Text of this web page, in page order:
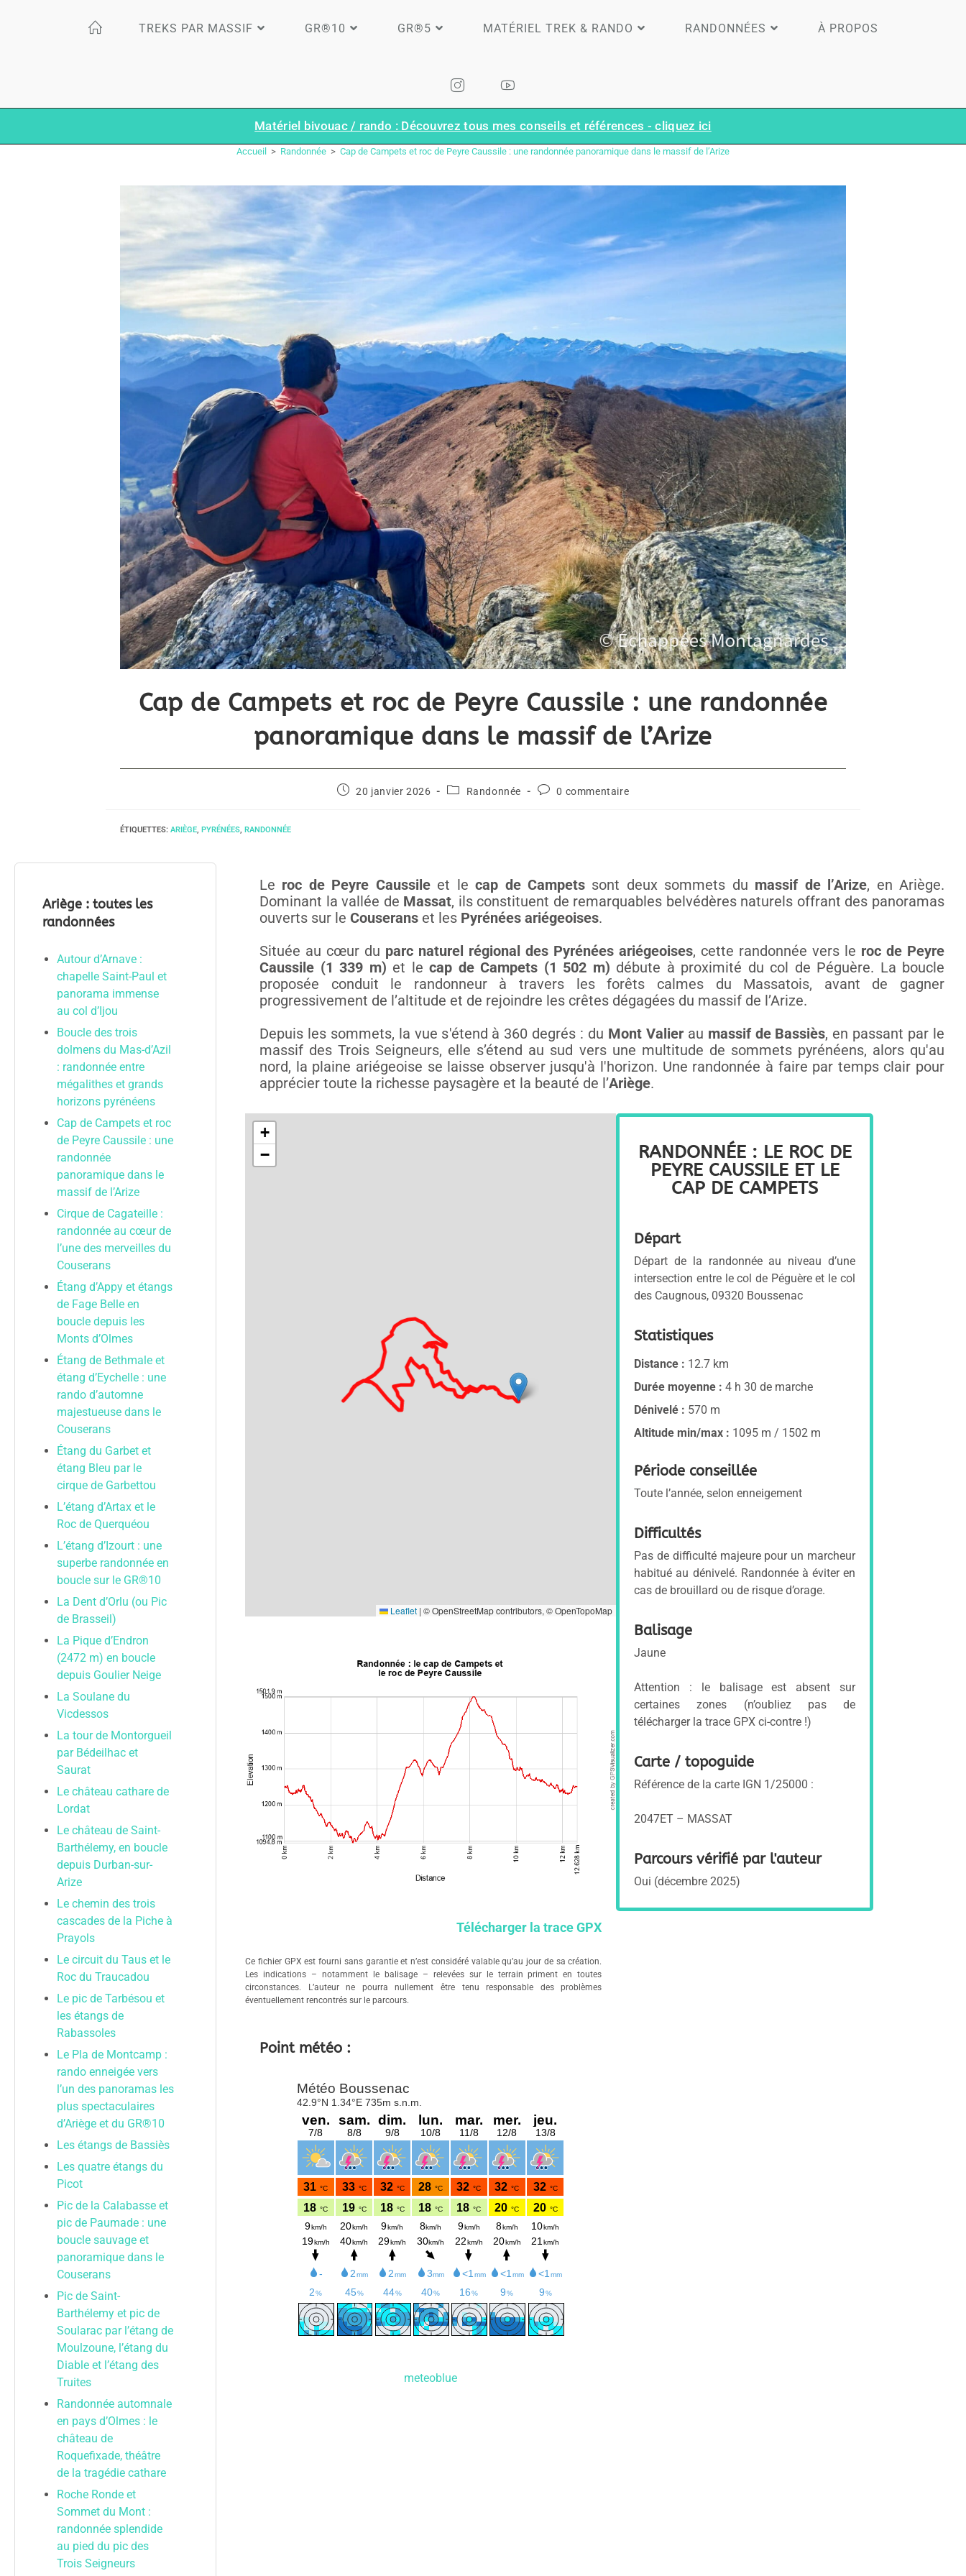
TREKS PAR MASSIF GR®10 GR®5 MATÉRIEL TREK & RANDO RANDONNÉES À PROPOS
Matériel bivouac / rando : Découvrez tous mes conseils et références - cliquez ici
Accueil > Randonnée > Cap de Campets et roc de Peyre Caussile : une randonnée panoramique dans le massif de l’Arize
Cap de Campets et roc de Peyre Caussile : une randonnée
panoramique dans le massif de l’Arize
20 janvier 2026 Randonnée 0 commentaire
ÉTIQUETTES: ARIÈGE, PYRÉNÉES, RANDONNÉE
Ariège : toutes les
randonnées
Autour d’Arnave :
chapelle Saint-Paul et
panorama immense
au col d’Ijou
Boucle des trois
dolmens du Mas-d’Azil
: randonnée entre
mégalithes et grands
horizons pyrénéens
Cap de Campets et roc
de Peyre Caussile : une
randonnée
panoramique dans le
massif de l’Arize
Cirque de Cagateille :
randonnée au cœur de
l’une des merveilles du
Couserans
Étang d’Appy et étangs
de Fage Belle en
boucle depuis les
Monts d’Olmes
Étang de Bethmale et
étang d’Eychelle : une
rando d’automne
majestueuse dans le
Couserans
Étang du Garbet et
étang Bleu par le
cirque de Garbettou
L’étang d’Artax et le
Roc de Querquéou
L’étang d’Izourt : une
superbe randonnée en
boucle sur le GR®10
La Dent d’Orlu (ou Pic
de Brasseil)
La Pique d’Endron
(2472 m) en boucle
depuis Goulier Neige
La Soulane du
Vicdessos
La tour de Montorgueil
par Bédeilhac et
Saurat
Le château cathare de
Lordat
Le château de Saint-
Barthélemy, en boucle
depuis Durban-sur-
Arize
Le chemin des trois
cascades de la Piche à
Prayols
Le circuit du Taus et le
Roc du Traucadou
Le pic de Tarbésou et
les étangs de
Rabassoles
Le Pla de Montcamp :
rando enneigée vers
l’un des panoramas les
plus spectaculaires
d’Ariège et du GR®10
Les étangs de Bassiès
Les quatre étangs du
Picot
Pic de la Calabasse et
pic de Paumade : une
boucle sauvage et
panoramique dans le
Couserans
Pic de Saint-
Barthélemy et pic de
Soularac par l’étang de
Moulzoune, l’étang du
Diable et l’étang des
Truites
Randonnée automnale
en pays d’Olmes : le
château de
Roquefixade, théâtre
de la tragédie cathare
Roche Ronde et
Sommet du Mont :
randonnée splendide
au pied du pic des
Trois Seigneurs
Le roc de Peyre Caussileet lecap de Campets sont deux sommets du massif de l’Arize, en Ariège.
Dominant la vallée de Massat, ils constituent de remarquables belvédères naturels offrant des panoramas
ouverts sur le Couserans et les Pyrénées ariégeoises.
Située au cœur du parc naturel régional des Pyrénées ariégeoises, cette randonnée vers le roc de Peyre
Caussile (1 339 m) et le cap de Campets (1 502 m) débute à proximité du col de Péguère. La boucle
proposée conduit le randonneur à travers les forêts calmes du Massatois, avant de gagner
progressivement de l’altitude et de rejoindre les crêtes dégagées du massif de l’Arize.
Depuis les sommets, la vue s'étend à 360 degrés : du Mont Valierau massif de Bassiès, en passant par le
massif des Trois Seigneurs, elle s’étend au sud vers une multitude de sommets pyrénéens, alors qu'au
nord, la plaine ariégeoise se laisse observer jusqu'à l'horizon. Une randonnée à faire par temps clair pour
apprécier toute la richesse paysagère et la beauté de l’Ariège.
Télécharger la trace GPX
Ce fichier GPX est fourni sans garantie et n’est considéré valable qu’au jour de sa création.
Les indications – notamment le balisage – relevées sur le terrain priment en toutes
circonstances. L’auteur ne pourra nullement être tenu responsable des problèmes
éventuellement rencontrés sur le parcours.
Point météo :
meteoblue
RANDONNÉE : LE ROC DE
PEYRE CAUSSILE ET LE
CAP DE CAMPETS
Départ
Départ de la randonnée au niveau d’une
intersection entre le col de Péguère et le col
des Caugnous, 09320 Boussenac
Statistiques
Distance : 12.7 km
Durée moyenne : 4 h 30 de marche
Dénivelé : 570 m
Altitude min/max : 1095 m / 1502 m
Période conseillée
Toute l’année, selon enneigement
Difficultés
Pas de difficulté majeure pour un marcheur
habitué au dénivelé. Randonnée à éviter en
cas de brouillard ou de risque d’orage.
Balisage
Jaune
Attention : le balisage est absent sur
certaines zones (n’oubliez pas de
télécharger la trace GPX ci-contre !)
Carte / topoguide
Référence de la carte IGN 1/25000 :
2047ET – MASSAT
Parcours vérifié par l'auteur
Oui (décembre 2025)